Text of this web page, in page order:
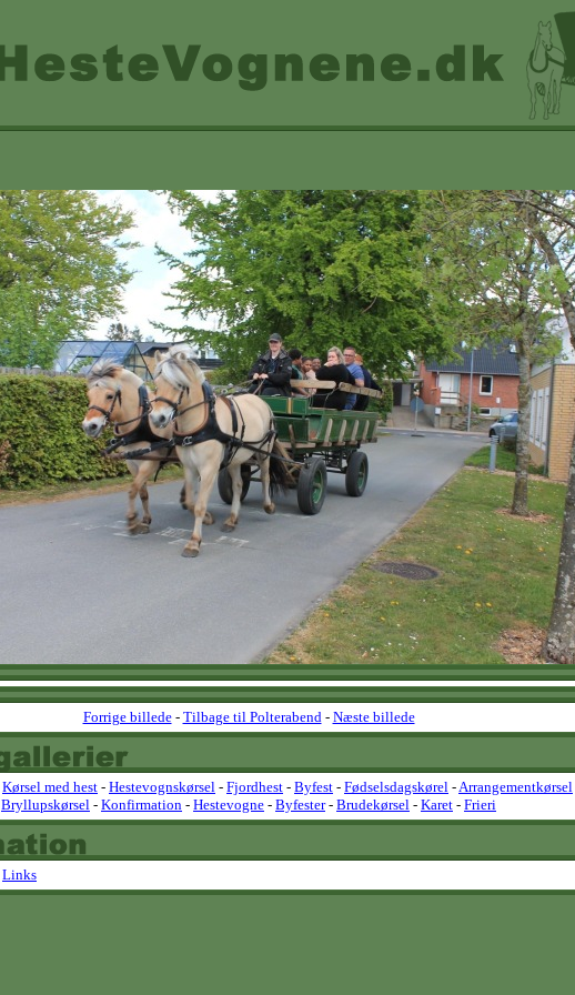
Forrige billede- Tilbage til Polterabend- Næste billede
Kørsel med hest - Hestevognskørsel - Fjordhest - Byfest - Fødselsdagskørel -Arrangementkørsel
Bryllupskørsel - Konfirmation - Hestevogne - Byfester- Brudekørsel - Karet - Frieri
Links